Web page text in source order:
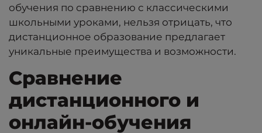
обучения по сравнению с классическими
школьными уроками, нельзя отрицать, что
дистанционное образование предлагает
уникальные преимущества и возможности.
Сравнение
дистанционного и
онлайн-обучения